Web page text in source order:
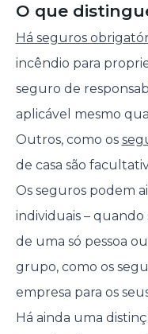
O que
Há seguros
incêndio para
seguro de
aplicável mesmo
Outros, como os
de casa são
Os seguros podem
individuais – quando
de uma só pessoa
grupo, como os
empresa para os
Há ainda uma